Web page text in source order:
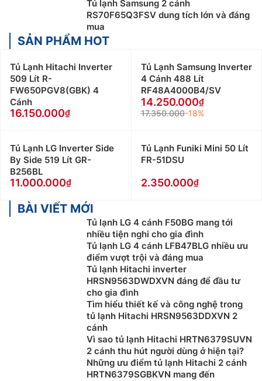
Tủ lạnh Samsung 2 cánh
RS70F65Q3FSV dung tích lớn và đáng
mua
SẢN PHẨM HOT
Tủ Lạnh Hitachi Inverter
509 Lít R-
FW650PGV8(GBK) 4
Cánh
16.150.000
Tủ Lạnh Samsung Inverter
4 Cánh 488 Lít
RF48A4000B4/SV
14.250.000
17.350.000-18%
Tủ Lạnh LG Inverter Side
By Side 519 Lít GR-
B256BL
11.000.000
Tủ Lạnh Funiki Mini 50 Lít
FR-51DSU
2.350.000
BÀI VIẾT MỚI
Tủ lạnh LG 4 cánh F50BG mang tới
nhiều tiện nghi cho gia đình
Tủ lạnh LG 4 cánh LFB47BLG nhiều ưu
điểm vượt trội và đáng mua
Tủ lạnh Hitachi inverter
HRSN9563DWDXVN đáng để đầu tư
cho gia đình
Tìm hiểu thiết kế và công nghệ trong
tủ lạnh Hitachi HRSN9563DDXVN 2
cánh
Vì sao tủ lạnh Hitachi HRTN6379SUVN
2 cánh thu hút người dùng ở hiện tại?
Những ưu điểm tủ lạnh Hitachi 2 cánh
HRTN6379SGBKVN mang đến